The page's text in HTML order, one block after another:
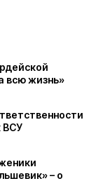
всю жизнь»
ВСУ
– о